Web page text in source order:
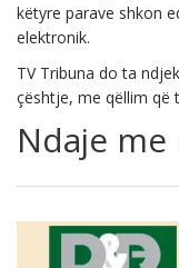
këtyre parave shkon
elektronik.
TV Tribuna do ta
çështje, me qëllim që
Ndaje